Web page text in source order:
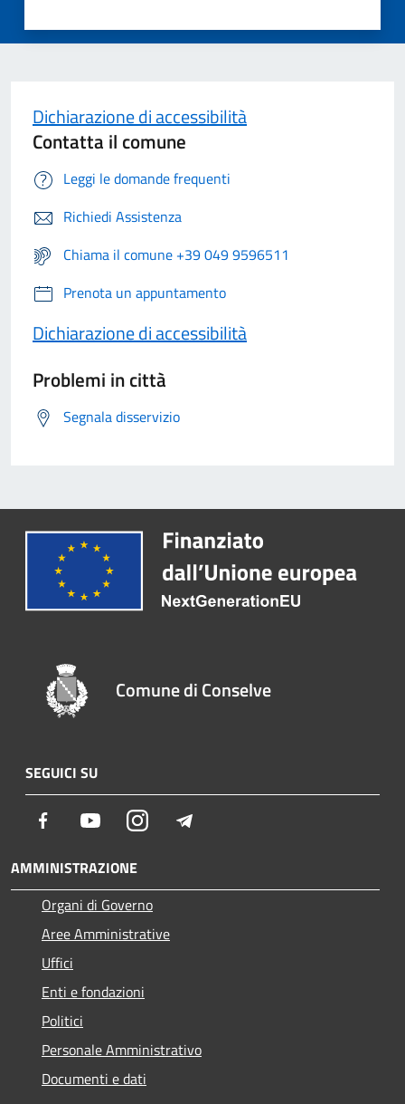
Dichiarazione di accessibilità
Contatta il comune
Leggi le domande frequenti
Richiedi Assistenza
Chiama il comune +39 049 9596511
Prenota un appuntamento
Dichiarazione di accessibilità
Problemi in città
Segnala disservizio
Comune di Conselve
SEGUICI SU
Facebook YoutubeInstagram
AMMINISTRAZIONE
Organi di Governo
Aree Amministrative
Uffici
Enti e fondazioni
Politici
Personale Amministrativo
Documenti e dati